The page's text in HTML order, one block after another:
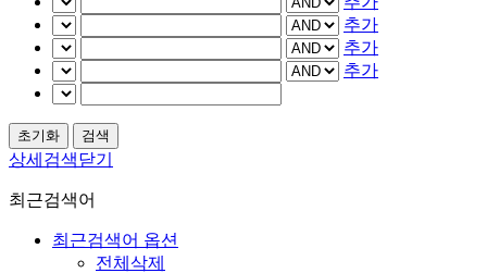
추가
추가
추가
상세검색닫기
최근검색어
최근검색어 옵션
전체삭제